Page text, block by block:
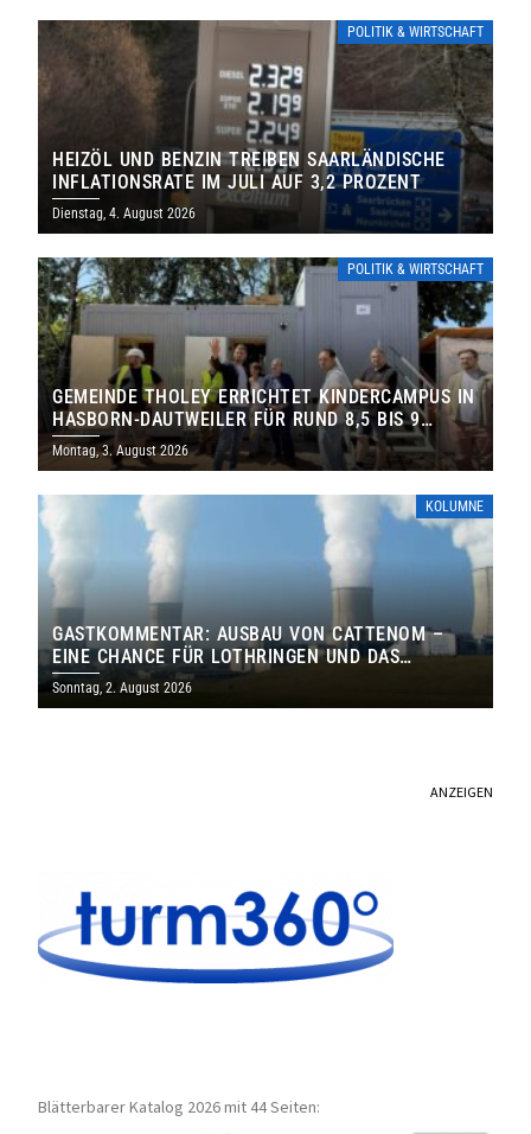
POLITIK & WIRTSCHAFT
HEIZÖL UND BENZIN TREIBEN SAARLÄNDISCHE
INFLATIONSRATE IM JULI AUF 3,2 PROZENT
Dienstag, 4. August 2026
POLITIK & WIRTSCHAFT
GEMEINDE THOLEY ERRICHTET KINDERCAMPUS IN
HASBORN-DAUTWEILER FÜR RUND 8,5 BIS 9
MILLIONEN EURO
Montag, 3. August 2026
KOLUMNE
GASTKOMMENTAR: AUSBAU VON CATTENOM –
EINE CHANCE FÜR LOTHRINGEN UND DAS
SAARLAND
Sonntag, 2. August 2026
ANZEIGEN
Blätterbarer Katalog 2026 mit 44 Seiten: